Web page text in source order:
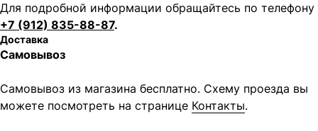
Для подробной информации обращайтесь по телефону
+7 (912) 835-88-87.
Доставка
Самовывоз
Самовывоз из магазина бесплатно. Схему проезда вы
можете посмотреть на странице Контакты.
ОГРНИП 325450000003279
2026, МотоТехника45